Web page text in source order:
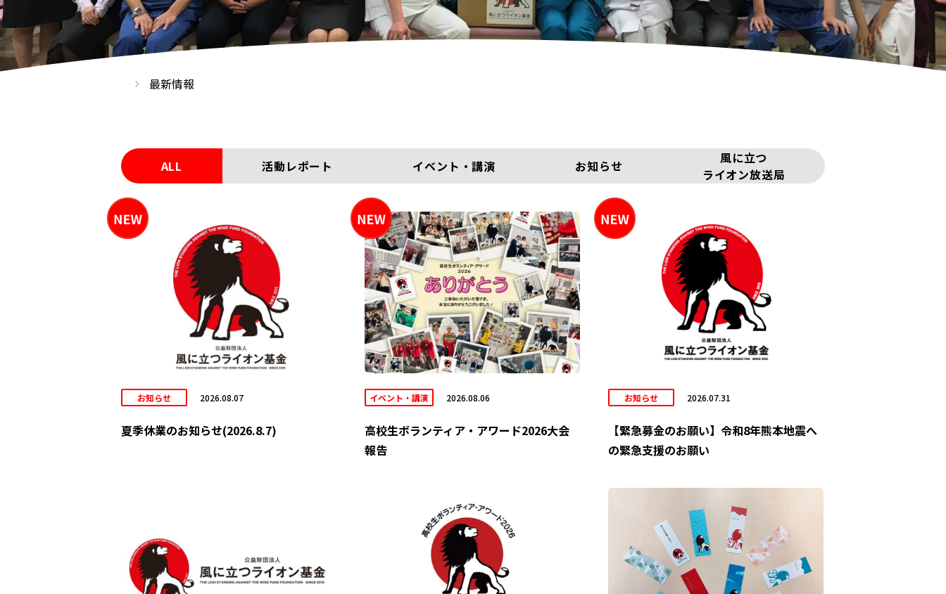
最新情報
ALL 活動レポート イベント・講演 お知らせ
風に立つ
ライオン放送局
お知らせ 2026.08.07
夏季休業のお知らせ(2026.8.7)
イベント・講演 2026.08.06
高校生ボランティア・アワード2026大会
報告
お知らせ 2026.07.31
【緊急募金のお願い】令和8年熊本地震へ
の緊急支援のお願い